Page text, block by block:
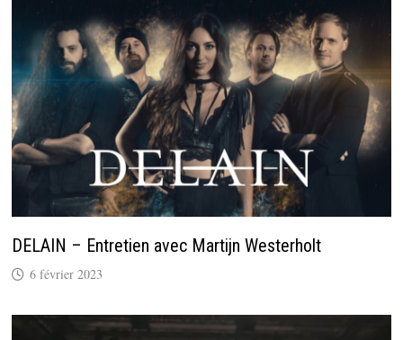
DELAIN – Entretien avec Martijn Westerholt
6 février 2023